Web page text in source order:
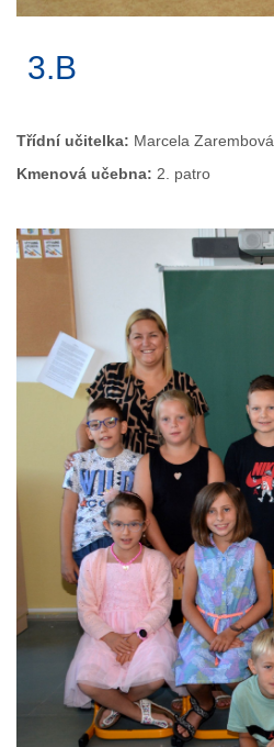
3.B
Třídní učitelka: Marcela Zarembová
Kmenová učebna: 2. patro